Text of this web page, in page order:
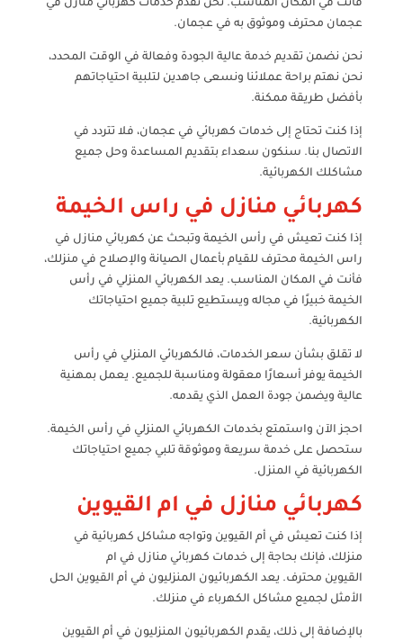
فأنت في المكان المناسب. نحن نقدم خدمات كهربائي منازل في
عجمان محترف وموثوق به في عجمان.
نحن نضمن تقديم خدمة عالية الجودة وفعالة في الوقت المحدد،
نحن نهتم براحة عملائنا ونسعى جاهدين لتلبية احتياجاتهم
بأفضل طريقة ممكنة.
إذا كنت تحتاج إلى خدمات كهربائي في عجمان، فلا تتردد في
الاتصال بنا. سنكون سعداء بتقديم المساعدة وحل جميع
مشاكلك الكهربائية.
كهربائي منازل في راس الخيمة
إذا كنت تعيش في رأس الخيمة وتبحث عن كهربائي منازل في
راس الخيمة محترف للقيام بأعمال الصيانة والإصلاح في منزلك،
فأنت في المكان المناسب. يعد الكهربائي المنزلي في رأس
الخيمة خبيرًا في مجاله ويستطيع تلبية جميع احتياجاتك
الكهربائية.
لا تقلق بشأن سعر الخدمات، فالكهربائي المنزلي في رأس
الخيمة يوفر أسعارًا معقولة ومناسبة للجميع. يعمل بمهنية
عالية ويضمن جودة العمل الذي يقدمه.
احجز الآن واستمتع بخدمات الكهربائي المنزلي في رأس الخيمة.
ستحصل على خدمة سريعة وموثوقة تلبي جميع احتياجاتك
الكهربائية في المنزل.
كهربائي منازل في ام القيوين
إذا كنت تعيش في أم القيوين وتواجه مشاكل كهربائية في
منزلك، فإنك بحاجة إلى خدمات كهربائي منازل في ام
القيوين محترف. يعد الكهربائيون المنزليون في أم القيوين الحل
الأمثل لجميع مشاكل الكهرباء في منزلك.
بالإضافة إلى ذلك، يقدم الكهربائيون المنزليون في أم القيوين